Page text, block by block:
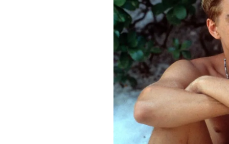
EVENTI
VIDEO
TV
PRINCIPATO
DI
MONACO